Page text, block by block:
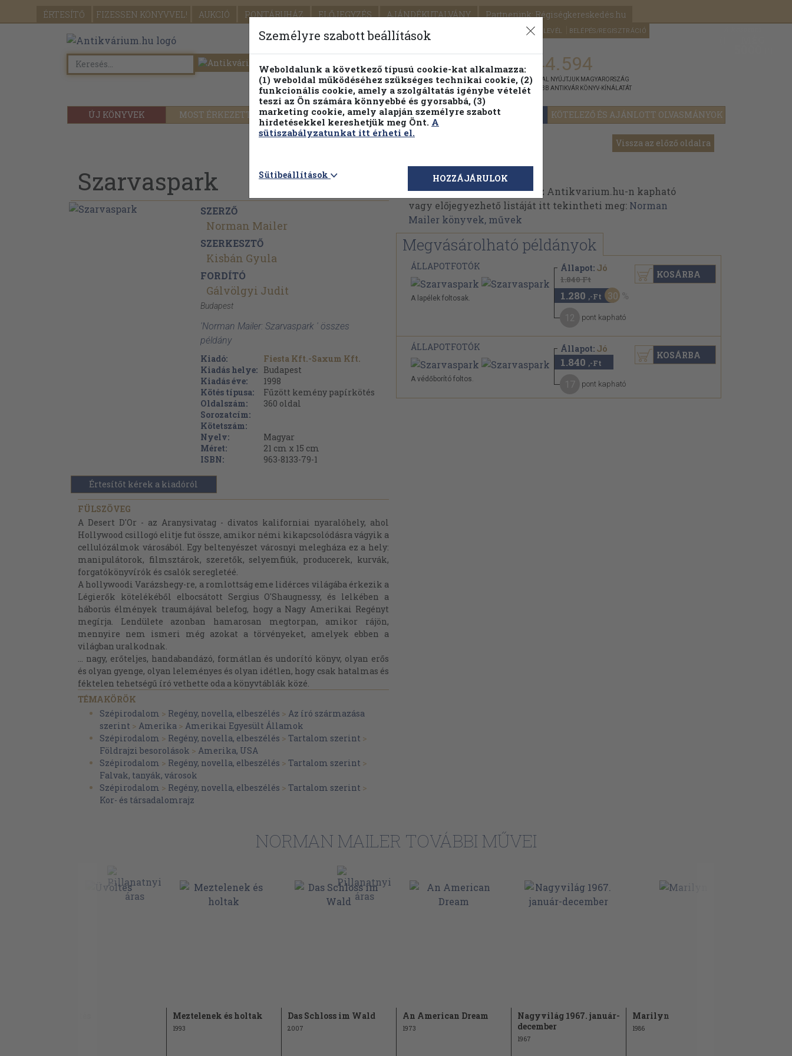
ÉRTESÍTŐ FIZESSEN KÖNYVVEL! AUKCIÓ PONTÁRUHÁZ ELŐJEGYZÉS AJÁNDÉKUTALVÁNY Partnerünk: Régiségkereskedés.hu
SEGÍTSÉG HÍRLEVÉL BELÉPÉS/REGISZTRÁCIÓ
ÚJ KÖNYVEK MOST ÉRKEZETT PILLANATNYI ÁRAINK FENNTARTHATÓ OLVASMÁNYOK KÖTELEZŐ ÉS AJÁNLOTT OLVASMÁNYOK
Részletes kereső Témaköri fa 1.144.594
KIADVÁNNYAL NYÚJTJUK MAGYARORSZÁG
LEGNAGYOBB ANTIKVÁR KÖNYV-KÍNÁLATÁT
Vissza az előző oldalra
Szarvaspark
SZERZŐ
Norman Mailer
SZERKESZTŐ
Kisbán Gyula
FORDÍTÓ
Gálvölgyi Judit
Budapest
'Norman Mailer: Szarvaspark ' összes
példány
Kiadó:
Fiesta Kft.-Saxum Kft.
Kiadás helye: Budapest
Kiadás éve:
1998
Kötés típusa:
Fűzött kemény papírkötés
Oldalszám:
360 oldal
Sorozatcím:
Kötetszám:
Nyelv:
Magyar
Méret:
21 cm x 15 cm
ISBN:
963-8133-79-1
Értesítőt kérek a kiadóról
FÜLSZÖVEG
A Desert D'Or - az Aranysivatag - divatos kaliforniai nyaralóhely, ahol
Hollywood csillogó elitje fut össze, amikor némi kikapcsolódásra vágyik a
cellulózálmok városából. Egy beltenyészet városnyi melegháza ez a hely:
manipulátorok, filmsztárok, szeretők, selyemfiúk, producerek, kurvák,
forgatókönyvírók és csalók seregletéé.
A hollywoodi Varázshegy-re, a romlottság eme lidérces világába érkezik a
Légierők kötelékéből elbocsátott Sergius O'Shaugnessy, és lelkében a
háborús élmények traumájával belefog, hogy a Nagy Amerikai Regényt
megírja. Lendülete azonban hamarosan megtorpan, amikor rájön,
mennyire nem ismeri még azokat a törvényeket, amelyek ebben a
világban uralkodnak.
... nagy, erőteljes, handabandázó, formátlan és undorító könyv, olyan erős
és olyan gyenge, olyan leleményes és olyan idétlen, hogy csak hatalmas és
féktelen tehetségű író vethette oda a könyvtáblák közé.
TÉMAKÖRÖK
Szépirodalom > Regény, novella, elbeszélés > Az író származása
szerint > Amerika > Amerikai Egyesült Államok
Szépirodalom > Regény, novella, elbeszélés > Tartalom szerint >
Földrajzi besorolások > Amerika, USA
Szépirodalom > Regény, novella, elbeszélés > Tartalom szerint >
Falvak, tanyák, városok
Szépirodalom > Regény, novella, elbeszélés > Tartalom szerint >
Kor- és társadalomrajz
Norman Mailer
Norman Mailer műveinek az Antikvarium.hu-n kapható
vagy előjegyezhető listáját itt tekintheti meg: Norman
Mailer könyvek, művek
Megvásárolható példányok
ÁLLAPOTFOTÓK
A lapélek foltosak.
Állapot: Jó
1.840 Ft
1.280 ,-Ft 30
pont kapható
KOSÁRBA
ÁLLAPOTFOTÓK
A védőborító foltos.
Állapot: Jó
1.840 ,-Ft
pont kapható
KOSÁRBA
NORMAN MAILER TOVÁBBI MŰVEI
Meztelenek és holtak
1993
Das Schloss im Wald
2007
An American Dream
1973
Nagyvilág 1967. január-
december
1967
Marilyn
1986
Személyre szabott beállítások
Weboldalunk a következő típusú cookie-kat alkalmazza:
(1) weboldal működéséhez szükséges technikai cookie, (2)
funkcionális cookie, amely a szolgáltatás igénybe vételét
teszi az Ön számára könnyebbé és gyorsabbá, (3)
marketing cookie, amely alapján személyre szabott
hirdetésekkel kereshetjük meg Önt. A
sütiszabályzatunkat itt érheti el.
Sütibeállítások HOZZÁJÁRULOK